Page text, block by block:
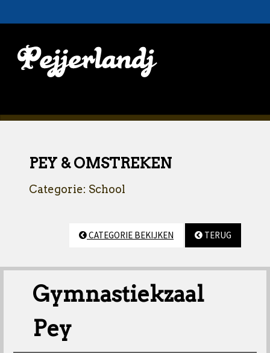
PEY & OMSTREKEN
Categorie: School
CATEGORIE BEKIJKEN TERUG
Gymnastiekzaal
Pey